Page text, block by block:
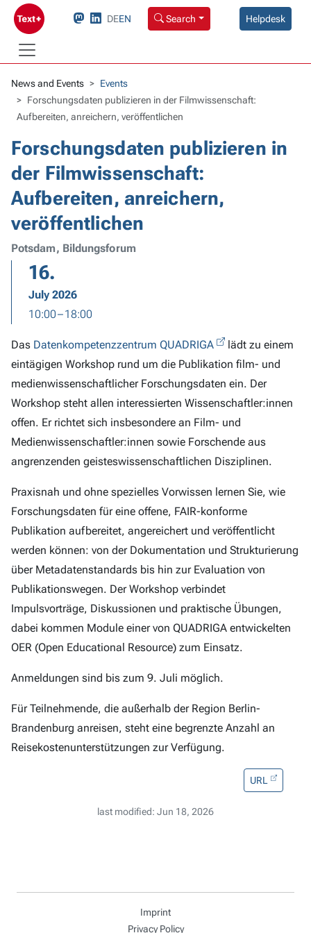
DEEN Search Helpdesk
News and Events
Events
Forschungsdaten publizieren in der Filmwissenschaft:
Aufbereiten, anreichern, veröffentlichen
Forschungsdaten publizieren in
der Filmwissenschaft:
Aufbereiten, anreichern,
veröffentlichen
Potsdam, Bildungsforum
16.
July 2026
10:00 – 18:00
Das Datenkompetenzzentrum QUADRIGA
lädt zu einem
eintägigen Workshop rund um die Publikation film- und
medienwissenschaftlicher Forschungsdaten ein. Der
Workshop steht allen interessierten Wissenschaftler:innen
offen. Er richtet sich insbesondere an Film- und
Medienwissenschaftler:innen sowie Forschende aus
angrenzenden geisteswissenschaftlichen Disziplinen.
Praxisnah und ohne spezielles Vorwissen lernen Sie, wie
Forschungsdaten für eine offene, FAIR-konforme
Publikation aufbereitet, angereichert und veröffentlicht
werden können: von der Dokumentation und Strukturierung
über Metadatenstandards bis hin zur Evaluation von
Publikationswegen. Der Workshop verbindet
Impulsvorträge, Diskussionen und praktische Übungen,
dabei kommen Module einer von QUADRIGA entwickelten
OER (Open Educational Resource) zum Einsatz.
Anmeldungen sind bis zum 9. Juli möglich.
Für Teilnehmende, die außerhalb der Region Berlin-
Brandenburg anreisen, steht eine begrenzte Anzahl an
Reisekostenunterstützungen zur Verfügung.
URL
last modified: Jun 18, 2026
Imprint
Privacy Policy